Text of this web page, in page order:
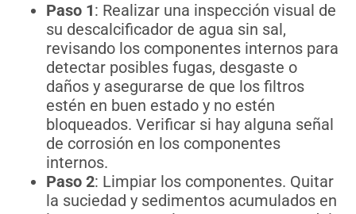
Paso 1: Realizar una inspección visual de
su descalcificador de agua sin sal,
revisando los componentes internos para
detectar posibles fugas, desgaste o
daños y asegurarse de que los filtros
estén en buen estado y no estén
bloqueados. Verificar si hay alguna señal
de corrosión en los componentes
internos.
Paso 2: Limpiar los componentes. Quitar
la suciedad y sedimentos acumulados en